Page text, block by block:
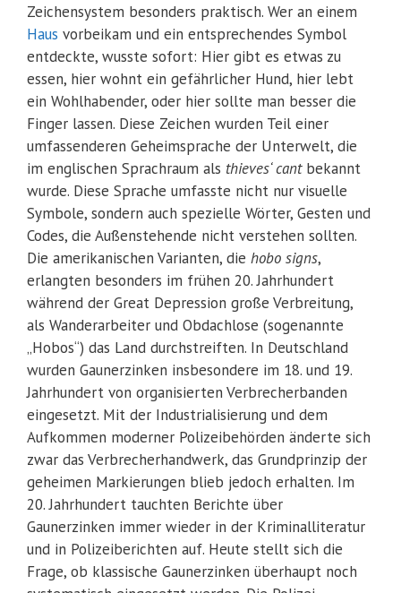
Zeichensystem besonders praktisch. Wer an einem
Haus vorbeikam und ein entsprechendes Symbol
entdeckte, wusste sofort: Hier gibt es etwas zu
essen, hier wohnt ein gefährlicher Hund, hier lebt
ein Wohlhabender, oder hier sollte man besser die
Finger lassen. Diese Zeichen wurden Teil einer
umfassenderen Geheimsprache der Unterwelt, die
im englischen Sprachraum als thieves‘ cantbekannt
wurde. Diese Sprache umfasste nicht nur visuelle
Symbole, sondern auch spezielle Wörter, Gesten und
Codes, die Außenstehende nicht verstehen sollten.
Die amerikanischen Varianten, die hobo signs,
erlangten besonders im frühen 20. Jahrhundert
während der Great Depression große Verbreitung,
als Wanderarbeiter und Obdachlose (sogenannte
„Hobos“) das Land durchstreiften. In Deutschland
wurden Gaunerzinken insbesondere im 18. und 19.
Jahrhundert von organisierten Verbrecherbanden
eingesetzt. Mit der Industrialisierung und dem
Aufkommen moderner Polizeibehörden änderte sich
zwar das Verbrecherhandwerk, das Grundprinzip der
geheimen Markierungen blieb jedoch erhalten. Im
20. Jahrhundert tauchten Berichte über
Gaunerzinken immer wieder in der Kriminalliteratur
und in Polizeiberichten auf. Heute stellt sich die
Frage, ob klassische Gaunerzinken überhaupt noch